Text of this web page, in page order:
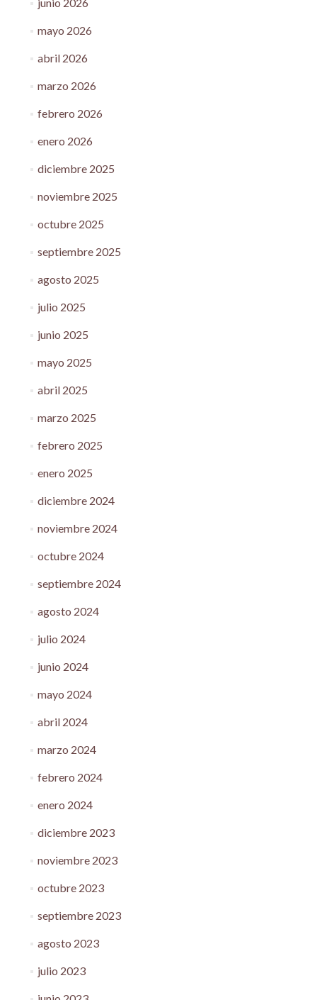
mayo 2026
abril 2026
marzo 2026
febrero 2026
enero 2026
diciembre 2025
noviembre 2025
octubre 2025
septiembre 2025
agosto 2025
julio 2025
junio 2025
mayo 2025
abril 2025
marzo 2025
febrero 2025
enero 2025
diciembre 2024
noviembre 2024
octubre 2024
septiembre 2024
agosto 2024
julio 2024
junio 2024
mayo 2024
abril 2024
marzo 2024
febrero 2024
enero 2024
diciembre 2023
noviembre 2023
octubre 2023
septiembre 2023
agosto 2023
julio 2023